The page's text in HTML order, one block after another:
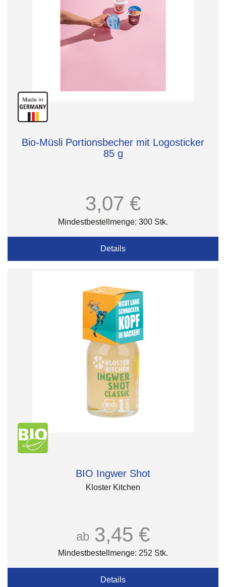
Bio-Müsli Portionsbecher mit Logosticker
85 g
3,07 €
Mindestbestellmenge: 300 Stk.
Details
BIO Ingwer Shot
Kloster Kitchen
ab 3,45 €
Mindestbestellmenge: 252 Stk.
Details